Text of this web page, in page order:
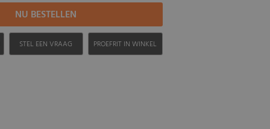
STEL EEN VRAAG PROEFRIT IN WINKEL